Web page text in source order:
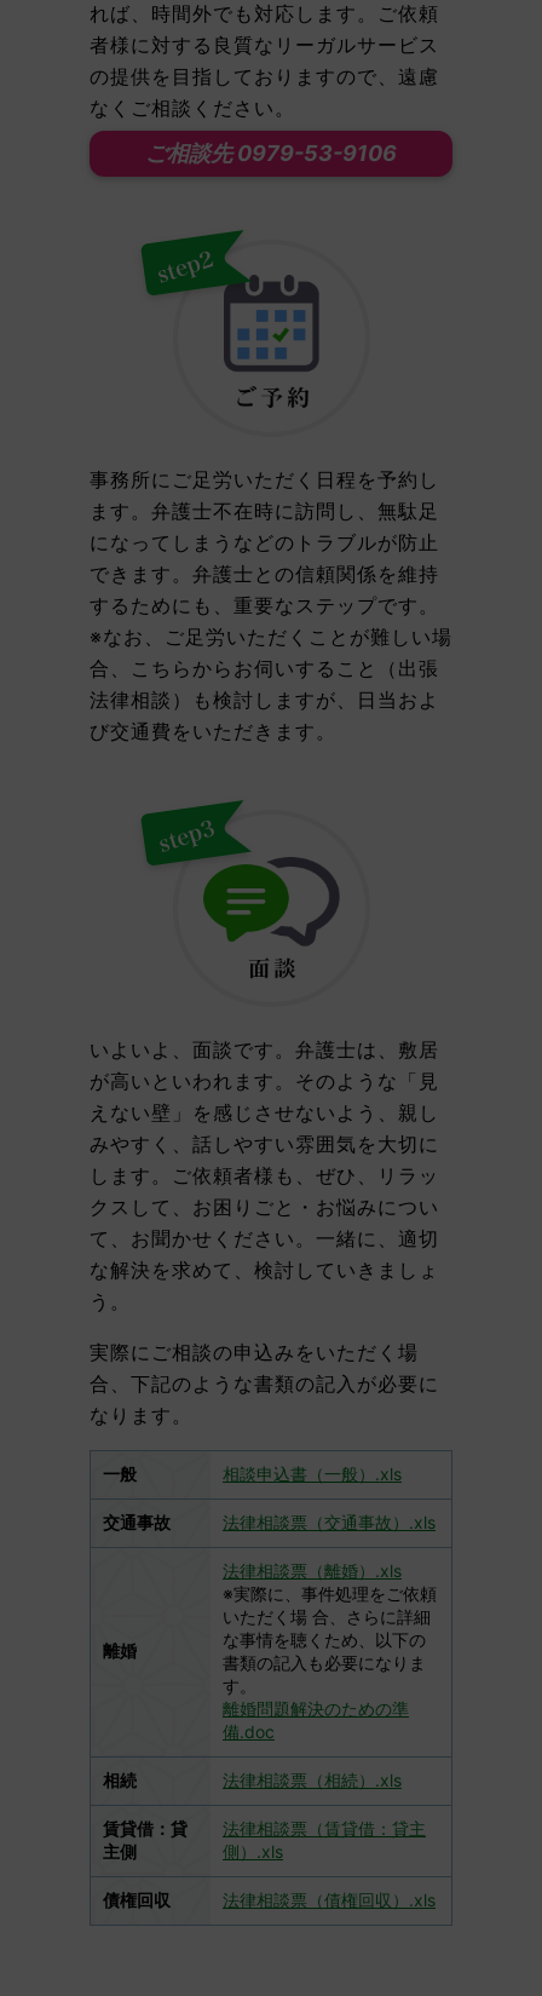
れば、時間外でも対応します。ご依頼
者様に対する良質なリーガルサービス
の提供を目指しておりますので、遠慮
なくご相談ください。
ご相談先 0979-53-9106
事務所にご足労いただく日程を予約し
ます。弁護士不在時に訪問し、無駄足
になってしまうなどのトラブルが防止
できます。弁護士との信頼関係を維持
するためにも、重要なステップです。
※なお、ご足労いただくことが難しい場
合、こちらからお伺いすること（出張
法律相談）も検討しますが、日当およ
び交通費をいただきます。
いよいよ、面談です。弁護士は、敷居
が高いといわれます。そのような「見
えない壁」を感じさせないよう、親し
みやすく、話しやすい雰囲気を大切に
します。ご依頼者様も、ぜひ、リラッ
クスして、お困りごと・お悩みについ
て、お聞かせください。一緒に、適切
な解決を求めて、検討していきましょ
う。
実際にご相談の申込みをいただく場
合、下記のような書類の記入が必要に
なります。
一般 相談申込書（一般）.xls
交通事故 法律相談票（交通事故）.xls
離婚
法律相談票（離婚）.xls
※実際に、事件処理をご依頼
いただく場 合、さらに詳細
な事情を聴くため、以下の
書類の記入も必要になりま
す。
離婚問題解決のための準
備.doc
相続 法律相談票（相続）.xls
賃貸借：貸
主側
法律相談票（賃貸借：貸主
側）.xls
債権回収 法律相談票（債権回収）.xls